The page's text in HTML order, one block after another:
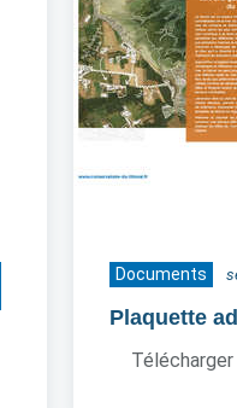
Documents
Plaquette